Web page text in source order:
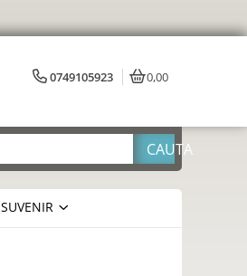
0749105923 0,00
SUVENIR